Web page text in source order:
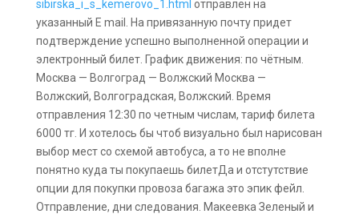
sibirska_i_s_kemerovo_1.html отправлен на
указанный E mail. На привязанную почту придет
подтверждение успешно выполненной операции и
электронный билет. График движения: по чётным.
Москва — Волгоград — Волжский Москва —
Волжский, Волгоградская, Волжский. Время
отправления 12:30 по четным числам, тариф билета
6000 тг. И хотелось бы чтоб визуально был нарисован
выбор мест со схемой автобуса, а то не вполне
понятно куда ты покупаешь билетДа и отстутствие
опции для покупки провоза багажа это эпик фейл.
Отправление, дни следования. Макеевка Зеленый и